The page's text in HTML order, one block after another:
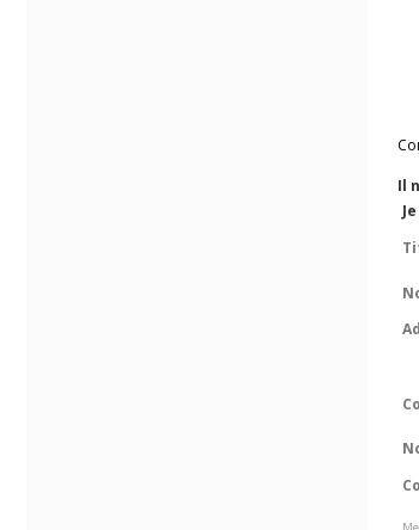
Il